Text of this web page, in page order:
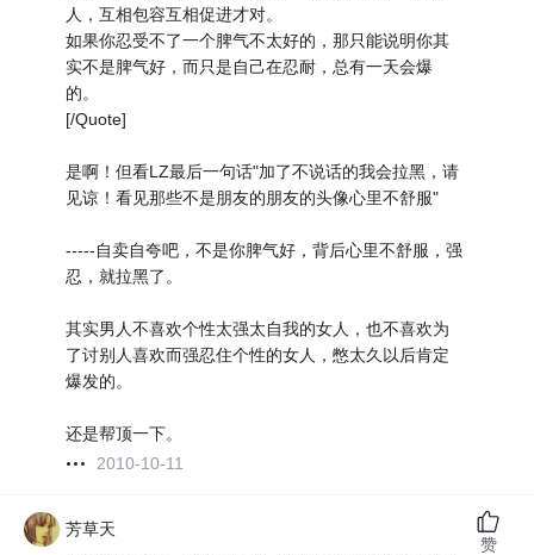
人，互相包容互相促进才对。
如果你忍受不了一个脾气不太好的，那只能说明你其
实不是脾气好，而只是自己在忍耐，总有一天会爆
的。
[/Quote]
是啊！但看LZ最后一句话"加了不说话的我会拉黑，请
见谅！看见那些不是朋友的朋友的头像心里不舒服"
-----自卖自夸吧，不是你脾气好，背后心里不舒服，强
忍，就拉黑了。
其实男人不喜欢个性太强太自我的女人，也不喜欢为
了讨别人喜欢而强忍住个性的女人，憋太久以后肯定
爆发的。
还是帮顶一下。
2010-10-11
芳草天
赞